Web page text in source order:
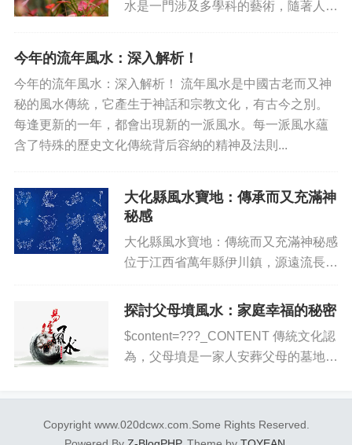
水是一門涉及多學科的藝術，隨著人類
才能看到其蘊涵的奧秘。 1 頂層風水
的歷史到底是怎樣的？...
今年的流年風水：深入解析！
今年的流年風水：深入解析！ 流年風水是中國古老而又神
秘的風水傳統，它產生于神話和宗教文化，有古今之別。
每逢更新的一年，都會出現新的一派風水。每一派風水蘊
含了特殊的歷史文化傳統背后容納的精神及法則...
大化縣風水寶地：傳承而又充滿神
秘感
大化縣風水寶地：傳統而又充滿神秘感
位于江西省萬年縣伊川鎮，源遠流長的
座古老都市給人以歷史宏大、神秘莫測
古老美感的世界里。而大化縣...
探討父母墳風水：家庭幸福的秘密
$content=???_CONTENT 傳統文化認
為，父母墳是一家人安葬父母的墓地，
視的根據水面風水傳統思想設計父母
墳，旨在為家庭利益謀福祉，幫助他們
的子孫實現長遠...
Copyright www.020dcwx.com.Some Rights Reserved.